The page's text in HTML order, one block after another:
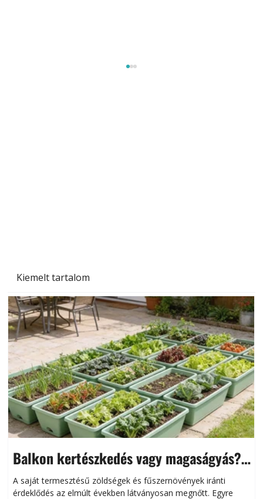
Kiemelt tartalom
Balkon kertészkedés vagy magaságyás?
Helytakarékos kertészkedés
A saját termesztésű zöldségek és fűszernövények iránti
érdeklődés az elmúlt években látványosan megnőtt. Egyre